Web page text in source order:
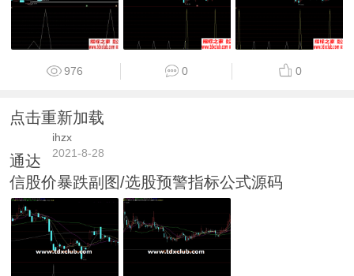
976 0 0
点击重新加载
ihzx
2021-8-28
通达
信股价暴跌副图/选股预警指标公式源码